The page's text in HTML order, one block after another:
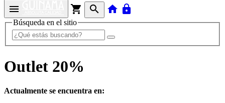
menu shopping_cart search home lock
Búsqueda en el sitio
Outlet 20%
Actualmente se encuentra en: